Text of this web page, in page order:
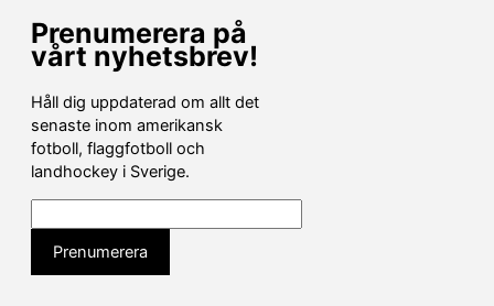
Prenumerera på
vårt nyhetsbrev!
Håll dig uppdaterad om allt det
senaste inom amerikansk
fotboll, flaggfotboll och
landhockey i Sverige.